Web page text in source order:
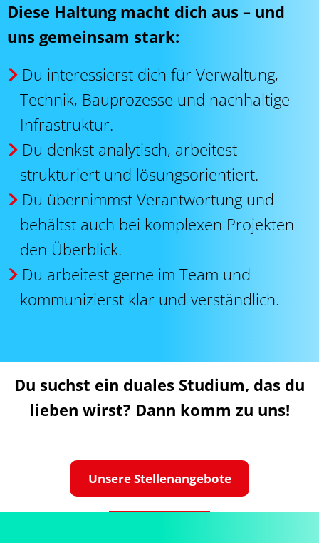
Diese Haltung macht dich aus – und
uns gemeinsam stark:
Du interessierst dich für Verwaltung,
Technik, Bauprozesse und nachhaltige
Infrastruktur.
Du denkst analytisch, arbeitest
strukturiert und lösungsorientiert.
Du übernimmst Verantwortung und
behältst auch bei komplexen Projekten
den Überblick.
Du arbeitest gerne im Team und
kommunizierst klar und verständlich.
Du suchst ein duales Studium, das du
lieben wirst? Dann komm zu uns!
Unsere Stellenangebote